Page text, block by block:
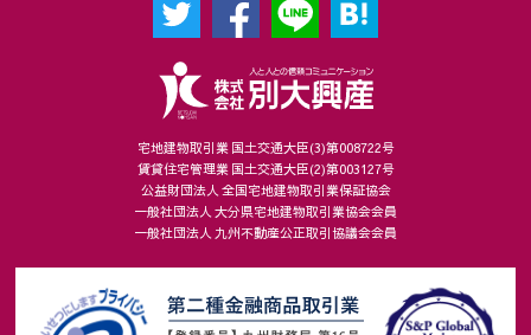
宅地建物取引業 国土交通大臣(3)第008722号
賃貸住宅管理業 国土交通大臣(2)第003127号
公益財団法人 全国宅地建物取引業保証協会
一般社団法人 大分県宅地建物取引業協会会員
一般社団法人 九州不動産公正取引協議会会員